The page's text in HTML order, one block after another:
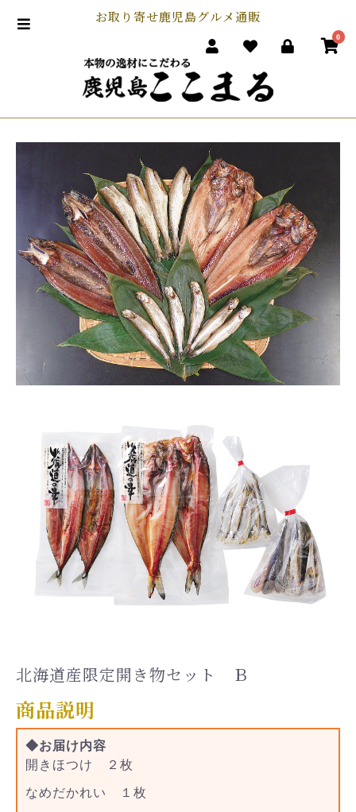
お取り寄せ鹿児島グルメ通販
0
北海道産限定開き物セット Ｂ
商品説明
◆お届け内容
開きほつけ ２枚
なめだかれい １枚